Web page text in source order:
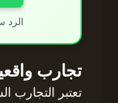
الرد
تجارب
تعتبر التجارب